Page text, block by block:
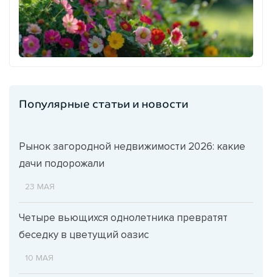
Популярные статьи и новости
Рынок загородной недвижимости 2026: какие
дачи подорожали
23 МАЯ
Четыре вьющихся однолетника превратят
беседку в цветущий оазис
10 МАЯ